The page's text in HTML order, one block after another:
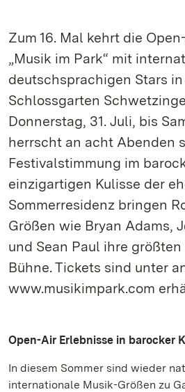
Zum 16. Mal kehrt die
„Musik im Park“ mit
deutschsprachigen Stars in
Schlossgarten
Donnerstag, 31. Juli, bis
herrscht an acht Abenden
Festivalstimmung im
einzigartigen Kulisse der
Sommerresidenz bringen
Größen wie Bryan Adams,
und Sean Paul ihre
Bühne. Tickets sind unter
www.musikimpark.com
Open-Air Erlebnisse in barocker
In diesem Sommer sind wieder
internationale Musik-Größen zu